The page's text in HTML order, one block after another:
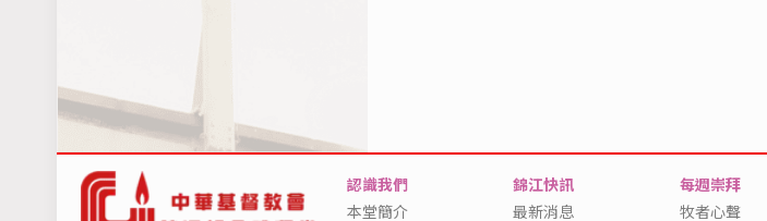
認識我們
本堂簡介
錦江快訊
最新消息
每週崇拜
牧者心聲